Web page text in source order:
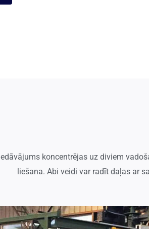
koncentrējas uz diviem
liešana. Abi veidi var radīt daļas ar